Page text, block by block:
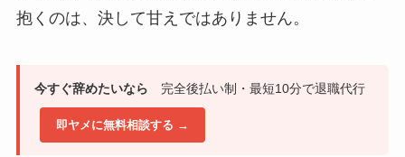
抱くのは、決して甘えではありません。
今すぐ辞めたいなら 完全後払い制・最短10分で退職代行
即ヤメに無料相談する →